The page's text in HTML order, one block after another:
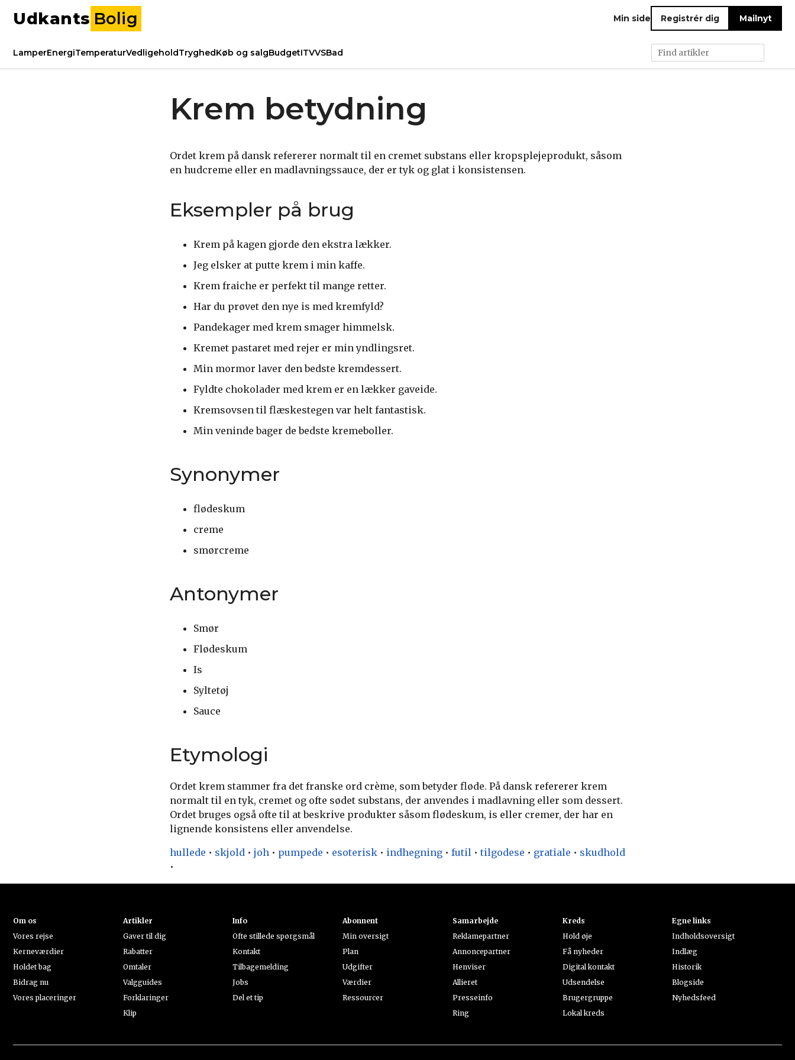
Udkants Bolig Min side Registrér dig Mailnyt
LamperEnergiTemperaturVedligeholdTryghedKøb og salgBudgetITVVSBad
Krem betydning
Ordet krem på dansk refererer normalt til en cremet substans eller kropsplejeprodukt, såsom
en hudcreme eller en madlavningssauce, der er tyk og glat i konsistensen.
Eksempler på brug
Krem på kagen gjorde den ekstra lækker.
Jeg elsker at putte krem i min kaffe.
Krem fraiche er perfekt til mange retter.
Har du prøvet den nye is med kremfyld?
Pandekager med krem smager himmelsk.
Kremet pastaret med rejer er min yndlingsret.
Min mormor laver den bedste kremdessert.
Fyldte chokolader med krem er en lækker gaveide.
Kremsovsen til flæskestegen var helt fantastisk.
Min veninde bager de bedste kremeboller.
Synonymer
flødeskum
creme
smørcreme
Antonymer
Smør
Flødeskum
Is
Syltetøj
Sauce
Etymologi
Ordet krem stammer fra det franske ord crème, som betyder fløde. På dansk refererer krem
normalt til en tyk, cremet og ofte sødet substans, der anvendes i madlavning eller som dessert.
Ordet bruges også ofte til at beskrive produkter såsom flødeskum, is eller cremer, der har en
lignende konsistens eller anvendelse.
hullede • skjold • joh • pumpede • esoterisk • indhegning • futil • tilgodese • gratiale • skudhold
•
Om os
Vores rejse
Kerneværdier
Holdet bag
Bidrag nu
Vores placeringer
Artikler
Gaver til dig
Rabatter
Omtaler
Valgguides
Forklaringer
Klip
Info
Ofte stillede spørgsmål
Kontakt
Tilbagemelding
Jobs
Del et tip
Abonnent
Min oversigt
Plan
Udgifter
Værdier
Ressourcer
Samarbejde
Reklamepartner
Annoncepartner
Henviser
Allieret
Presseinfo
Ring
Kreds
Hold øje
Få nyheder
Digital kontakt
Udsendelse
Brugergruppe
Lokal kreds
Egne links
Indholdsoversigt
Indlæg
Historik
Blogside
Nyhedsfeed